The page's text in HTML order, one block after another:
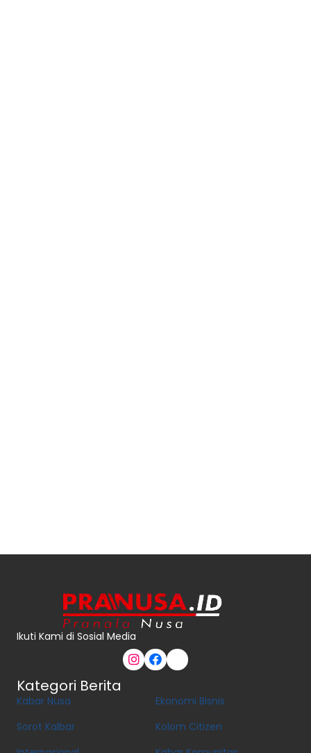
Ikuti Kami di Sosial Media
Kategori Berita
Kabar Nusa
Sorot Kalbar
Ekonomi Bisnis
Kolom Citizen